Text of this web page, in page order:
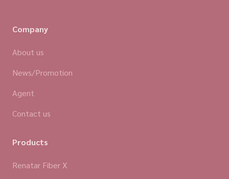
Company
About us
News/Promotion
Agent
Contact us
Products
Renatar Fiber X